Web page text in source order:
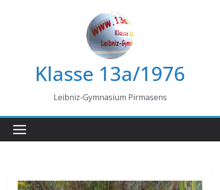
Klasse 13a/1976
Leibniz-Gymnasium Pirmasens